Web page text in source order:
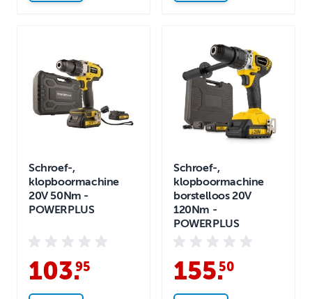
Schroef-,
klopboormachine
20V 50Nm -
POWERPLUS
103.
95
Schroef-,
klopboormachine
borstelloos 20V
120Nm -
POWERPLUS
155.
50